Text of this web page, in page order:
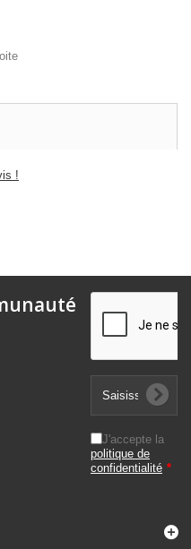
!
J'accepte la
politique de
confidentialité *